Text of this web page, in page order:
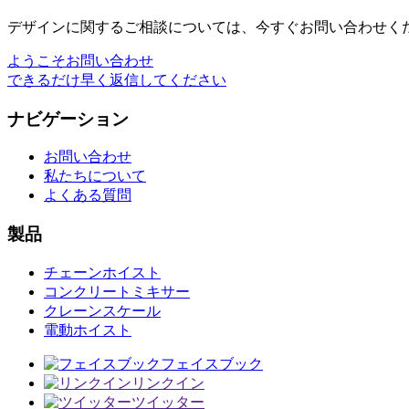
デザインに関するご相談については、今すぐお問い合わせく
ようこそお問い合わせ
できるだけ早く返信してください
ナビゲーション
お問い合わせ
私たちについて
よくある質問
製品
チェーンホイスト
コンクリートミキサー
クレーンスケール
電動ホイスト
フェイスブック
リンクイン
ツイッター